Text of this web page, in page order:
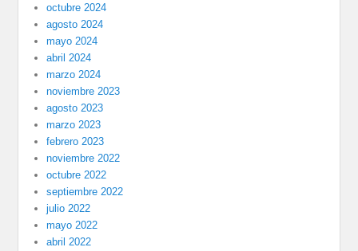
octubre 2024
agosto 2024
mayo 2024
abril 2024
marzo 2024
noviembre 2023
agosto 2023
marzo 2023
febrero 2023
noviembre 2022
octubre 2022
septiembre 2022
julio 2022
mayo 2022
abril 2022